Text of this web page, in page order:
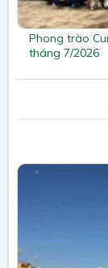
Phong trào
tháng 7/2026